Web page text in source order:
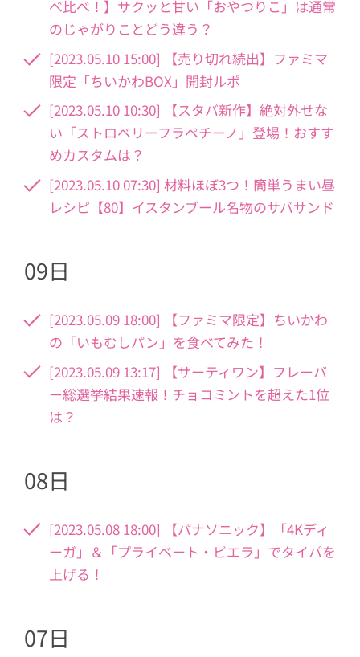
べ比べ！】サクッと甘い「おやつりこ」は通常
のじゃがりことどう違う？
[2023.05.10 15:00] 【売り切れ続出】ファミマ
限定「ちいかわBOX」開封ルポ
[2023.05.10 10:30] 【スタバ新作】絶対外せな
い「ストロベリーフラペチーノ」登場！おすす
めカスタムは？
[2023.05.10 07:30] 材料ほぼ3つ！簡単うまい昼
レシピ【80】イスタンブール名物のサバサンド
09日
[2023.05.09 18:00] 【ファミマ限定】ちいかわ
の「いもむしパン」を食べてみた！
[2023.05.09 13:17] 【サーティワン】フレーバ
ー総選挙結果速報！チョコミントを超えた1位
は？
08日
[2023.05.08 18:00] 【パナソニック】「4Kディ
ーガ」＆「プライベート・ビエラ」でタイパを
上げる！
07日